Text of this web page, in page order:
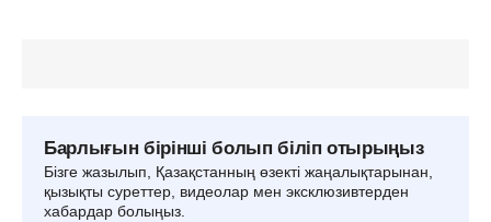
Барлығын бірінші болып біліп отырыңыз
Бізге жазылып, Қазақстанның өзекті жаңалықтарынан,
қызықты суреттер, видеолар мен эксклюзивтерден
хабардар болыңыз.